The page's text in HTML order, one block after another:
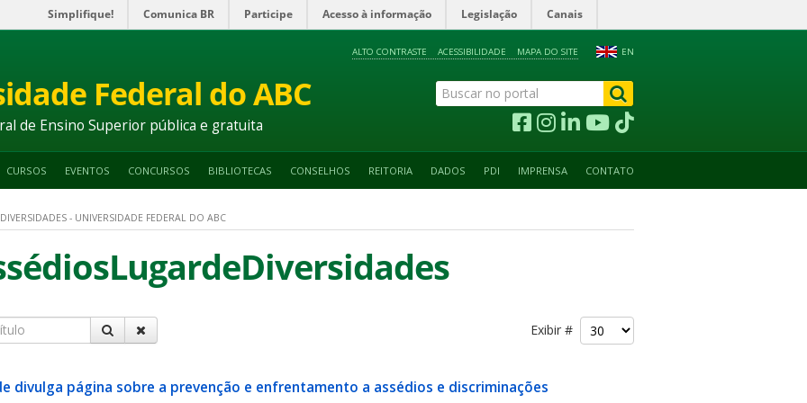
Simplifique! Comunica BR Participe Acesso à informação Legislação Canais
EN
ALTO CONTRASTE ACESSIBILIDADE MAPA DO SITE
Federal do ABC
de Ensino Superior pública e gratuita
CURSOS EVENTOS CONCURSOS BIBLIOTECAS CONSELHOS REITORIA DADOS PDI IMPRENSA CONTATO
- UNIVERSIDADE FEDERAL DO ABC
Exibir #
divulga página sobre a prevenção e enfrentamento a assédios e discriminações